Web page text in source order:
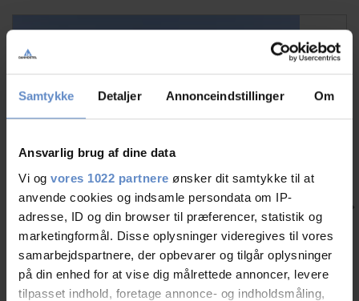
Samtykke Detaljer Annonceindstillinger Om
Ansvarlig brug af dine data
Vi og vores 1022 partnere ønsker dit samtykke til at
anvende cookies og indsamle persondata om IP-
adresse, ID og din browser til præferencer, statistik og
marketingformål. Disse oplysninger videregives til vores
samarbejdspartnere, der opbevarer og tilgår oplysninger
på din enhed for at vise dig målrettede annoncer, levere
tilpasset indhold, foretage annonce- og indholdsmåling,
Vikingeoplevelser i Nordjylland
Gå i vikingernes fodspor i Nordjylland